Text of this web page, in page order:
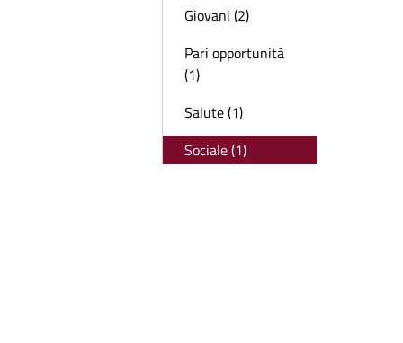
Giovani (2)
Pari opportunità
(1)
Salute (1)
Sociale (1)